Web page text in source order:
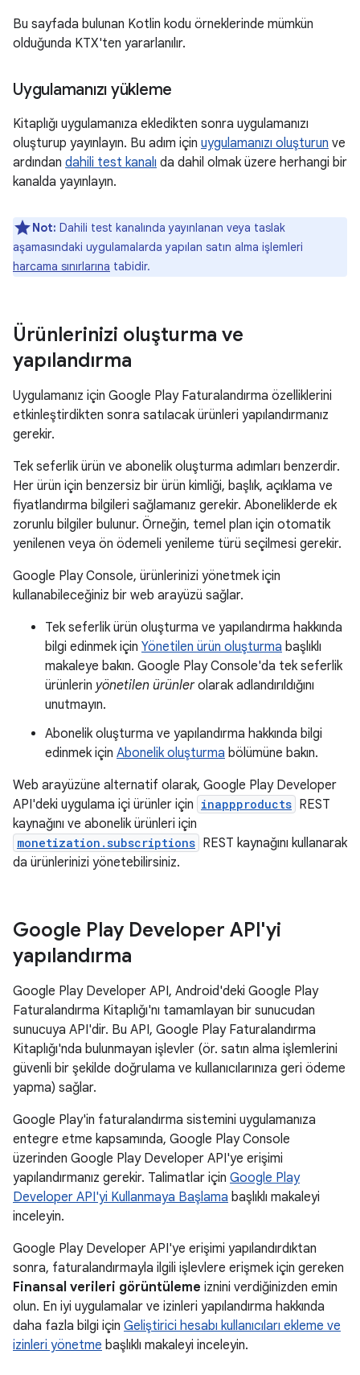
Bu sayfada bulunan Kotlin kodu örneklerinde mümkün
olduğunda KTX'ten yararlanılır.
Uygulamanızı yükleme
Kitaplığı uygulamanıza ekledikten sonra uygulamanızı
oluşturup yayınlayın. Bu adım için uygulamanızı oluşturun ve
ardından dahili test kanalı da dahil olmak üzere herhangi bir
kanalda yayınlayın.
Not: Dahili test kanalında yayınlanan veya taslak
aşamasındaki uygulamalarda yapılan satın alma işlemleri
harcama sınırlarına tabidir.
Ürünlerinizi oluşturma ve
yapılandırma
Uygulamanız için Google Play Faturalandırma özelliklerini
etkinleştirdikten sonra satılacak ürünleri yapılandırmanız
gerekir.
Tek seferlik ürün ve abonelik oluşturma adımları benzerdir.
Her ürün için benzersiz bir ürün kimliği, başlık, açıklama ve
fiyatlandırma bilgileri sağlamanız gerekir. Aboneliklerde ek
zorunlu bilgiler bulunur. Örneğin, temel plan için otomatik
yenilenen veya ön ödemeli yenileme türü seçilmesi gerekir.
Google Play Console, ürünlerinizi yönetmek için
kullanabileceğiniz bir web arayüzü sağlar.
Tek seferlik ürün oluşturma ve yapılandırma hakkında
bilgi edinmek için Yönetilen ürün oluşturma başlıklı
makaleye bakın. Google Play Console'da tek seferlik
ürünlerin yönetilen ürünlerolarak adlandırıldığını
unutmayın.
Abonelik oluşturma ve yapılandırma hakkında bilgi
edinmek için Abonelik oluşturma bölümüne bakın.
Web arayüzüne alternatif olarak, Google Play Developer
API'deki uygulama içi ürünler için inappproducts REST
kaynağını ve abonelik ürünleri için
monetization.subscriptions REST kaynağını kullanarak
da ürünlerinizi yönetebilirsiniz.
Google Play Developer API'yi
yapılandırma
Google Play Developer API, Android'deki Google Play
Faturalandırma Kitaplığı'nı tamamlayan bir sunucudan
sunucuya API'dir. Bu API, Google Play Faturalandırma
Kitaplığı'nda bulunmayan işlevler (ör. satın alma işlemlerini
güvenli bir şekilde doğrulama ve kullanıcılarınıza geri ödeme
yapma) sağlar.
Google Play'in faturalandırma sistemini uygulamanıza
entegre etme kapsamında, Google Play Console
üzerinden Google Play Developer API'ye erişimi
yapılandırmanız gerekir. Talimatlar için Google Play
Developer API'yi Kullanmaya Başlama başlıklı makaleyi
inceleyin.
Google Play Developer API'ye erişimi yapılandırdıktan
sonra, faturalandırmayla ilgili işlevlere erişmek için gereken
Finansal verileri görüntüleme iznini verdiğinizden emin
olun. En iyi uygulamalar ve izinleri yapılandırma hakkında
daha fazla bilgi için Geliştirici hesabı kullanıcıları ekleme ve
izinleri yönetme başlıklı makaleyi inceleyin.